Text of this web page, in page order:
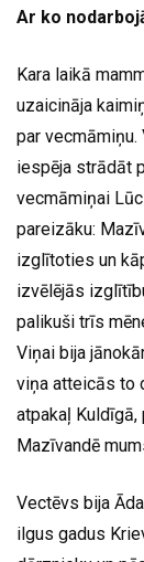
Ar ko
Kara laikā
uzaicināja
par
iespēja strādāt
vecmāmiņai
pareizāku:
izglītoties un
izvēlējās
palikuši trīs
Viņai bija
viņa atteicās to
atpakaļ
Mazīvandē
Vectēvs bija
ilgus gadus